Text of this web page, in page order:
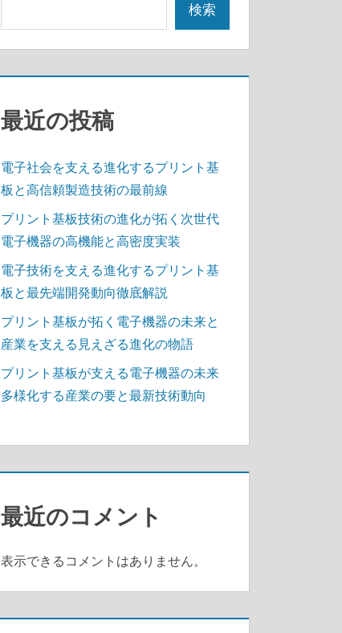
検索
最近の投稿
電子社会を支える進化するプリント基
板と高信頼製造技術の最前線
プリント基板技術の進化が拓く次世代
電子機器の高機能と高密度実装
電子技術を支える進化するプリント基
板と最先端開発動向徹底解説
プリント基板が拓く電子機器の未来と
産業を支える見えざる進化の物語
プリント基板が支える電子機器の未来
多様化する産業の要と最新技術動向
最近のコメント
表示できるコメントはありません。